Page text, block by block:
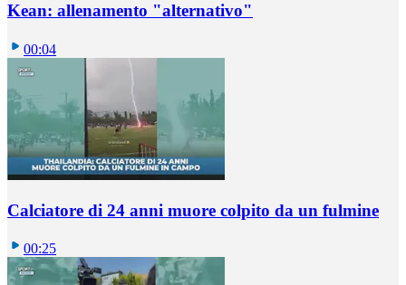
Kean: allenamento "alternativo"
00:04
Calciatore di 24 anni muore colpito da un fulmine
00:25